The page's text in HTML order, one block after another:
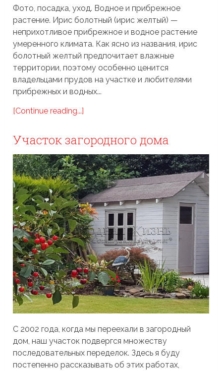
Фото, посадка, уход. Водное и прибрежное
растение. Ирис болотный (ирис желтый) —
неприхотливое прибрежное и водное растение
умеренного климата. Как ясно из названия, ирис
болотный желтый предпочитает влажные
территории, поэтому особенно ценится
владельцами прудов на участке и любителями
прибрежных и водных...
[Continue reading...]
Участок загородного дома
С 2002 года, когда мы переехали в загородный
дом, наш участок подвергся множеству
последовательных переделок. Здесь я буду
постепенно рассказывать об этих работах,